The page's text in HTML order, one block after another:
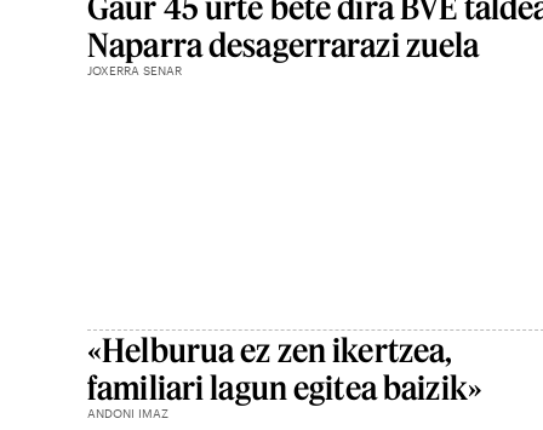
Naparra desagerrarazi zuela
JOXERRA SENAR
«Helburua ez zen ikertzea,
familiari lagun egitea baizik»
ANDONI IMAZ